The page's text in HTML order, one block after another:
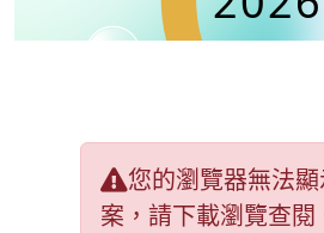
您的瀏覽器無法顯
案，請下載瀏覽查閱